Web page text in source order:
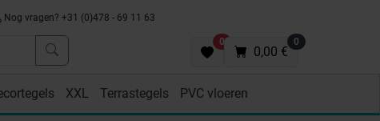
Nog vragen? +31 (0)478 - 69 11 63
0 0
0,00 €
XXL Terrastegels PVC vloeren